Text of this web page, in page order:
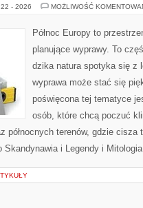
- 2026 MOŻLIWOŚĆ
Północ Europy to
planujące wyprawy. To
dzika natura spotyka się z
wyprawa może stać się
poświęcona tej tematyce
osób, które chcą poczuć
północnych terenów, gdzie cisza
Skandynawia i Legendy i